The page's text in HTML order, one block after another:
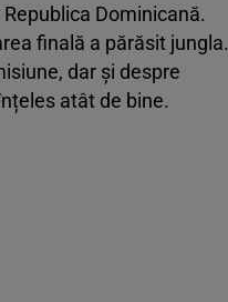
Dominicană.
finală a părăsit jungla.
dar și despre
atât de bine.